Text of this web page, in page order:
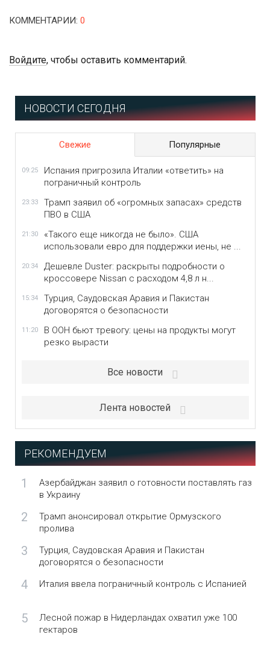
КОММЕНТАРИИ: 0
Войдите, чтобы оставить комментарий.
НОВОСТИ СЕГОДНЯ
Свежие Популярные
09:25
Испания пригрозила Италии «ответить» на
пограничный контроль
23:33
Трамп заявил об «огромных запасах» средств
ПВО в США
21:30
«Такого еще никогда не было». США
использовали евро для поддержки иены, не ...
20:34
Дешевле Duster: раскрыты подробности о
кроссовере Nissan с расходом 4,8 л н...
15:34
Турция, Саудовская Аравия и Пакистан
договорятся о безопасности
11:20
В ООН бьют тревогу: цены на продукты могут
резко вырасти
Все новости
Лента новостей
РЕКОМЕНДУЕМ
1
Азербайджан заявил о готовности поставлять газ
в Украину
2
Трамп анонсировал открытие Ормузского
пролива
3
Турция, Саудовская Аравия и Пакистан
договорятся о безопасности
4 Италия ввела пограничный контроль с Испанией
5
Лесной пожар в Нидерландах охватил уже 100
гектаров